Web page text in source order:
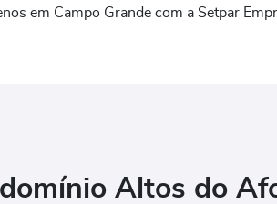
em Campo Grande com a Setpar
Altos do